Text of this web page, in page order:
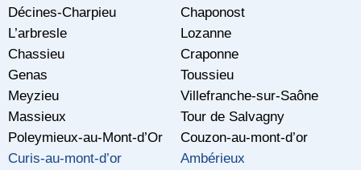
Décines-Charpieu
Chaponost
L’arbresle
Lozanne
Chassieu
Craponne
Genas
Toussieu
Meyzieu
Villefranche-sur-Saône
Massieux
Tour de Salvagny
Poleymieux-au-Mont-d’Or
Couzon-au-mont-d’or
Curis-au-mont-d’or
Ambérieux